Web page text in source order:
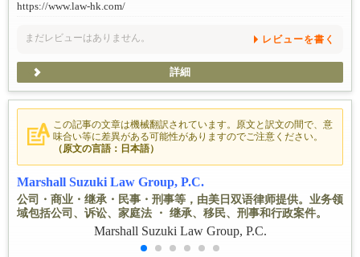
https://www.law-hk.com/
まだレビューはありません。 レビューを書く
詳細
この記事の文章は機械翻訳されています。原文と訳文の間で、意
味合い等に差異がある可能性がありますのでご注意ください。
（原文の言語：日本語）
Marshall Suzuki Law Group, P.C.
公司・商业・继承・民事・刑事等，由美日双语律师提供。业务领
域包括公司、诉讼、家庭法 ・ 继承、移民、刑事和行政案件。